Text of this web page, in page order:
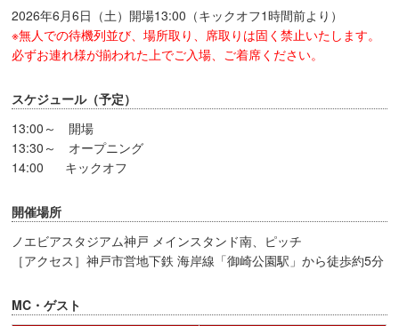
2026年6月6日（土）開場13:00（キックオフ1時間前より）
※無人での待機列並び、場所取り、席取りは固く禁止いたします。
必ずお連れ様が揃われた上でご入場、ご着席ください。
スケジュール（予定）
13:00～ 開場
13:30～ オープニング
14:00 キックオフ
開催場所
ノエビアスタジアム神戸 メインスタンド南、ピッチ
［アクセス］神戸市営地下鉄 海岸線「御崎公園駅」から徒歩約5分
MC・ゲスト